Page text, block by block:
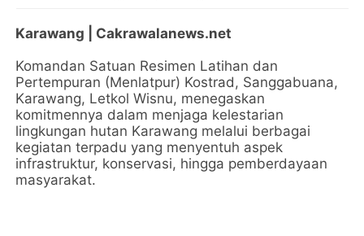
Karawang | Cakrawalanews.net
Komandan Satuan Resimen Latihan dan
Pertempuran (Menlatpur) Kostrad, Sanggabuana,
Karawang, Letkol Wisnu, menegaskan
komitmennya dalam menjaga kelestarian
lingkungan hutan Karawang melalui berbagai
kegiatan terpadu yang menyentuh aspek
infrastruktur, konservasi, hingga pemberdayaan
masyarakat.